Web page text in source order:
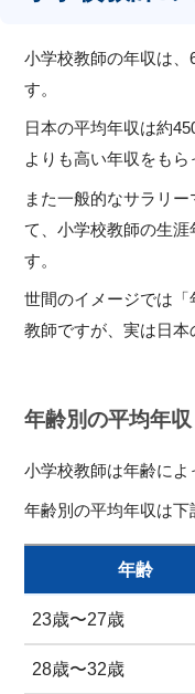
小学校教師の年収は、
す。
日本の平均年収は約
よりも高い年収をもら
また一般的なサラリ
て、小学校教師の生涯
す。
世間のイメージでは
教師ですが、実は日本
年齢別の平均年収
小学校教師は年齢によ
年齢別の平均年収は下
年齢
23歳〜27歳
28歳〜32歳